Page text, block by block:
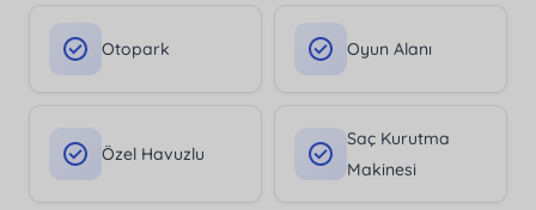
Otopark Oyun Alanı
Özel Havuzlu
Saç Kurutma
Makinesi